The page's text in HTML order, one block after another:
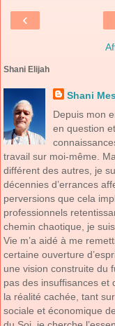
‹
Shani Elijah
Shani
Depuis mon
en question
travail sur moi-même.
différent des autres, je
décennies d’errances
perversions que cela
professionnels
chemin chaotique, je
Vie m’a aidé à me
certaine ouverture
une vision construite du
pas des insuffisances et
la réalité cachée, tant
sociale et économique